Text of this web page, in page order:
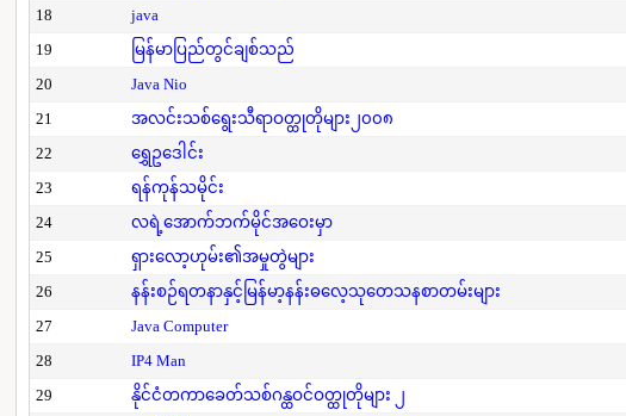
18
java
19
မြန်မာပြည်တွင်ချစ်သည်
20
Java Nio
21
အလင်းသစ်ရွေးသီရာဝတ္ထုတိုများ၂၀၀၈
22
ရွှေဥဒေါင်း
23
ရန်ကုန်သမိုင်း
24
လရဲ့အောက်ဘက်မိုင်အဝေးမှာ
25
ရှားလော့ဟုမ်း၏အမှုတွဲများ
26
နန်းစဉ်ရတနာနှင့်မြန်မာ့နန်းဓလေ့သုတေသနစာတမ်းများ
27
Java Computer
28
IP4 Man
29
နိုင်ငံတကာခေတ်သစ်ဂန္ထဝင်ဝတ္ထုတိုများ ၂